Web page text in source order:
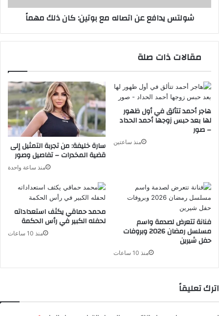
مهماً
شولتس يدافع عن اتصاله مع بوتين: كان ذلك مهماً
مقالات ذات صلة
سارة خليفة: من تجربة التمثيل إلى
قضية المخدرات – تفاصيل وصور
منذ ساعة واحدة
هاجر أحمد تتألق في أول ظهور
لها بعد حبس زوجها أحمد الحداد
– صور
منذ ساعتين
محمد حماقي يكثف استعداداته
لحفله الكبير في رأس الحكمة
منذ 10 ساعات
فنانة تتعرض لصدمة واسم
مسلسل رمضان 2026 وبروفات
حفل شيرين
منذ 10 ساعات
اترك تعليقاً